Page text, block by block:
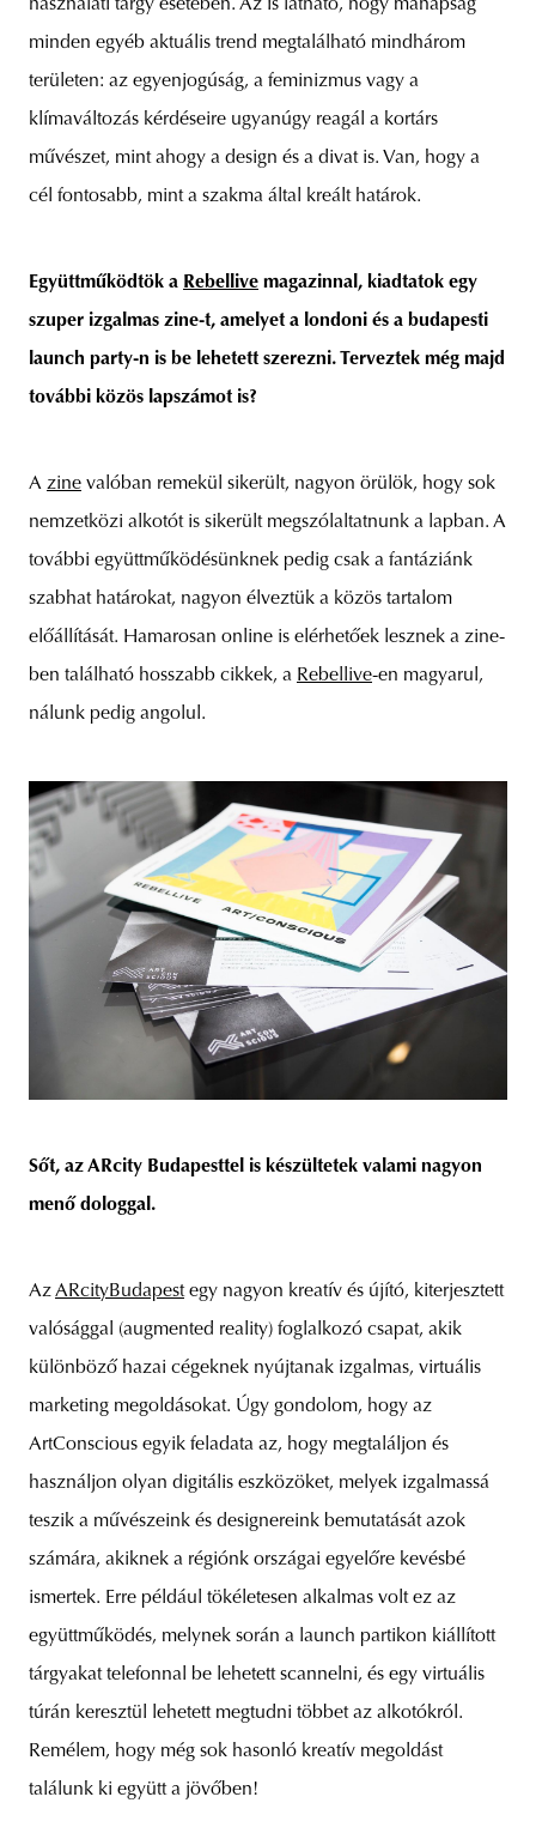
használati tárgy esetében. Az is látható, hogy manapság
minden egyéb aktuális trend megtalálható mindhárom
területen: az egyenjogúság, a feminizmus vagy a
klímaváltozás kérdéseire ugyanúgy reagál a kortárs
művészet, mint ahogy a design és a divat is. Van, hogy a
cél fontosabb, mint a szakma által kreált határok.
Együttműködtök a Rebellive magazinnal, kiadtatok egy
szuper izgalmas zine-t, amelyet a londoni és a budapesti
launch party-n is be lehetett szerezni. Terveztek még majd
további közös lapszámot is?
A zine valóban remekül sikerült, nagyon örülök, hogy sok
nemzetközi alkotót is sikerült megszólaltatnunk a lapban. A
további együttműködésünknek pedig csak a fantáziánk
szabhat határokat, nagyon élveztük a közös tartalom
előállítását. Hamarosan online is elérhetőek lesznek a zine-
ben található hosszabb cikkek, a Rebellive-en magyarul,
nálunk pedig angolul.
Sőt, az ARcity Budapesttel is készültetek valami nagyon
menő dologgal.
AzARcityBudapestegy nagyon kreatív és újító, kiterjesztett
valósággal (augmented reality) foglalkozó csapat, akik
különböző hazai cégeknek nyújtanak izgalmas, virtuális
marketing megoldásokat. Úgy gondolom, hogy az
ArtConscious egyik feladata az, hogy megtaláljon és
használjon olyan digitális eszközöket, melyek izgalmassá
teszik a művészeink és designereink bemutatását azok
számára, akiknek a régiónk országai egyelőre kevésbé
ismertek. Erre például tökéletesen alkalmas volt ez az
együttműködés, melynek során a launch partikon kiállított
tárgyakat telefonnal be lehetett scannelni, és egy virtuális
túrán keresztül lehetett megtudni többet az alkotókról.
Remélem, hogy még sok hasonló kreatív megoldást
találunk ki együtt a jövőben!